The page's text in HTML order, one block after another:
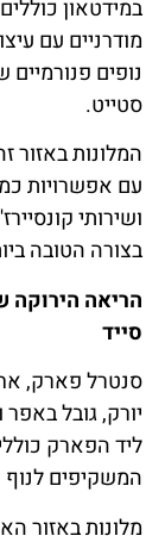
במידטאון
מודרניים עם
נופים
סטייט.
המלונות באזור
עם אפשרויות
ושירותי
בצורה הטובה
הריאה הירוקה
סייד
סנטרל פארק,
יורק, גובל
ליד הפארק
המשקיפים לנוף
מלונות באזור